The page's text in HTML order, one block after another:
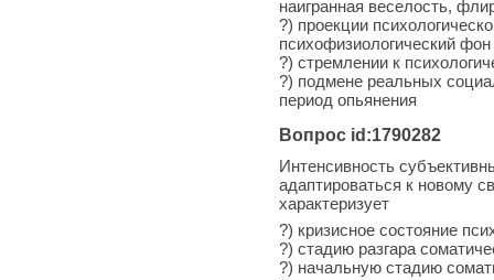
наигранная веселость,
?) проекции
психофизиологический
?) стремлении к
?) подмене реальных
период опьянения
Вопрос id:1790282
Интенсивность
адаптироваться к новому
характеризует
?) кризисное состояние
?) стадию разгара
?) начальную стадию